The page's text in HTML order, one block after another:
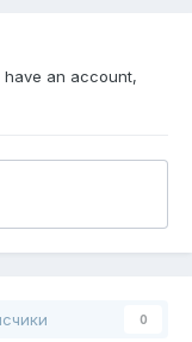
have an account,
0